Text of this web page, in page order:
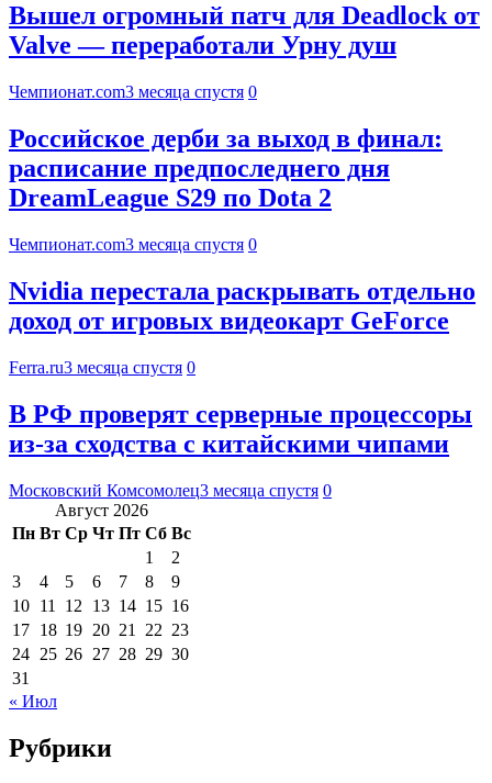
Вышел огромный патч для Deadlock от
Valve — переработали Урну душ
Чемпионат.com3 месяца спустя 0
Российское дерби за выход в финал:
расписание предпоследнего дня
DreamLeague S29 по Dota 2
Чемпионат.com3 месяца спустя 0
Nvidia перестала раскрывать отдельно
доход от игровых видеокарт GeForce
Ferra.ru3 месяца спустя 0
В РФ проверят серверные процессоры
из-за сходства с китайскими чипами
Московский Комсомолец3 месяца спустя 0
Август 2026
Пн Вт Ср Чт Пт Сб Вс
1
2
3
4 5 6 7 8
9
10 11 12 13 14 15 16
17 18 19 20 21 22 23
24 25 26 27 28 29 30
31
« Июл
Рубрики